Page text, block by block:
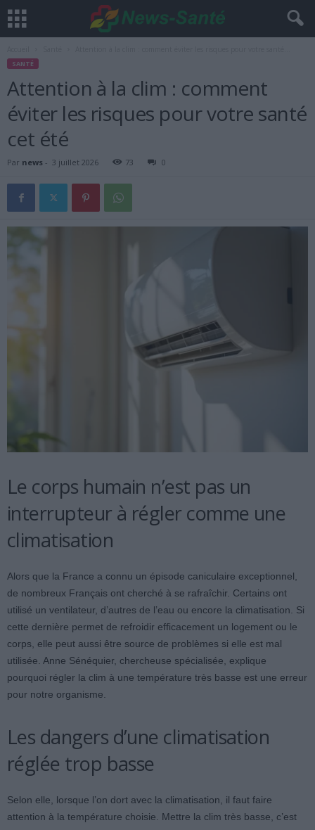
SANTÉ
Attention à la clim : comment
éviter les risques pour votre santé
cet été
Par news - 3 juillet 2026 73 0
Le corps humain n’est pas un
interrupteur à régler comme une
climatisation
Alors que la France a connu un épisode caniculaire exceptionnel,
de nombreux Français ont cherché à se rafraîchir. Certains ont
utilisé un ventilateur, d’autres de l’eau ou encore la climatisation. Si
cette dernière permet de refroidir efficacement un logement ou le
corps, elle peut aussi être source de problèmes si elle est mal
utilisée. Anne Sénéquier, chercheuse spécialisée, explique
pourquoi régler la clim à une température très basse est une erreur
pour notre organisme.
Les dangers d’une climatisation
réglée trop basse
Selon elle, lorsque l’on dort avec la climatisation, il faut faire
attention à la température choisie. Mettre la clim très basse, c’est